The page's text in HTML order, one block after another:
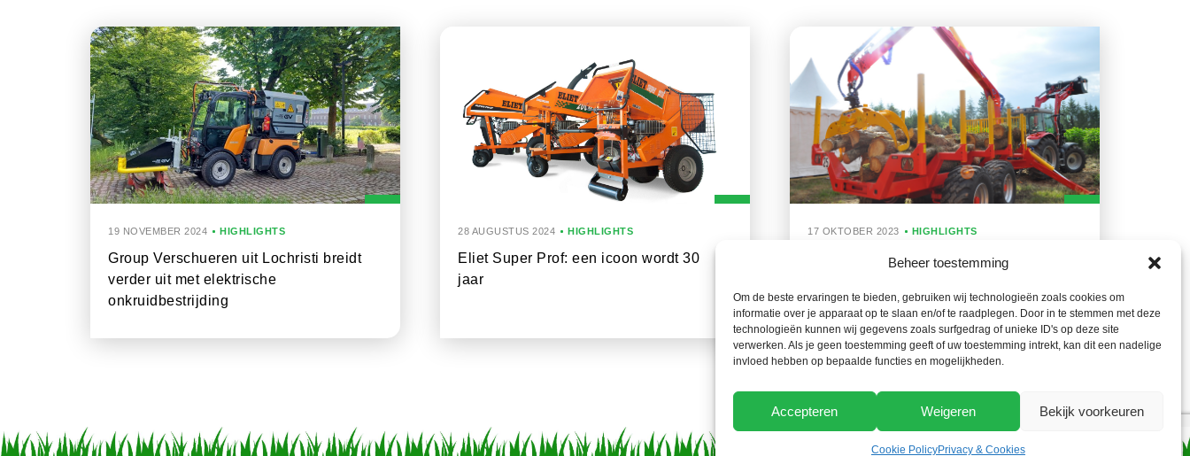
Beheer toestemming
Om de beste ervaringen te bieden, gebruiken wij technologieën zoals cookies om
informatie over je apparaat op te slaan en/of te raadplegen. Door in te stemmen met deze
technologieën kunnen wij gegevens zoals surfgedrag of unieke ID's op deze site
verwerken. Als je geen toestemming geeft of uw toestemming intrekt, kan dit een nadelige
invloed hebben op bepaalde functies en mogelijkheden.
Accepteren Weigeren Bekijk voorkeuren
Cookie PolicyPrivacy & Cookies
19 NOVEMBER 2024 HIGHLIGHTS
Group Verschueren uit Lochristi breidt
verder uit met elektrische
onkruidbestrijding
28 AUGUSTUS 2024 HIGHLIGHTS
Eliet Super Prof: een icoon wordt 30
jaar
17 OKTOBER 2023 HIGHLIGHTS
Rabaud vergroot Xylotrail-gamma